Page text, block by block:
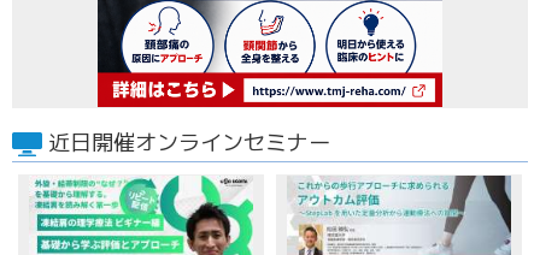
近日開催オンラインセミナー